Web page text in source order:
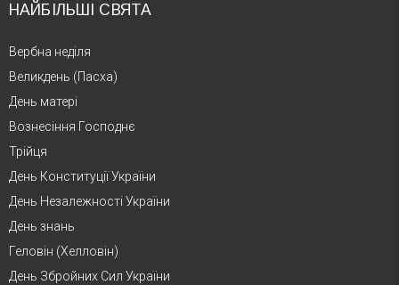
НАЙБІЛЬШІ СВЯТА
Вербна неділя
Великдень (Пасха)
День матері
Вознесіння Господнє
Трійця
День Конституції України
День Незалежності України
День знань
Геловін (Хелловін)
День Збройних Сил України